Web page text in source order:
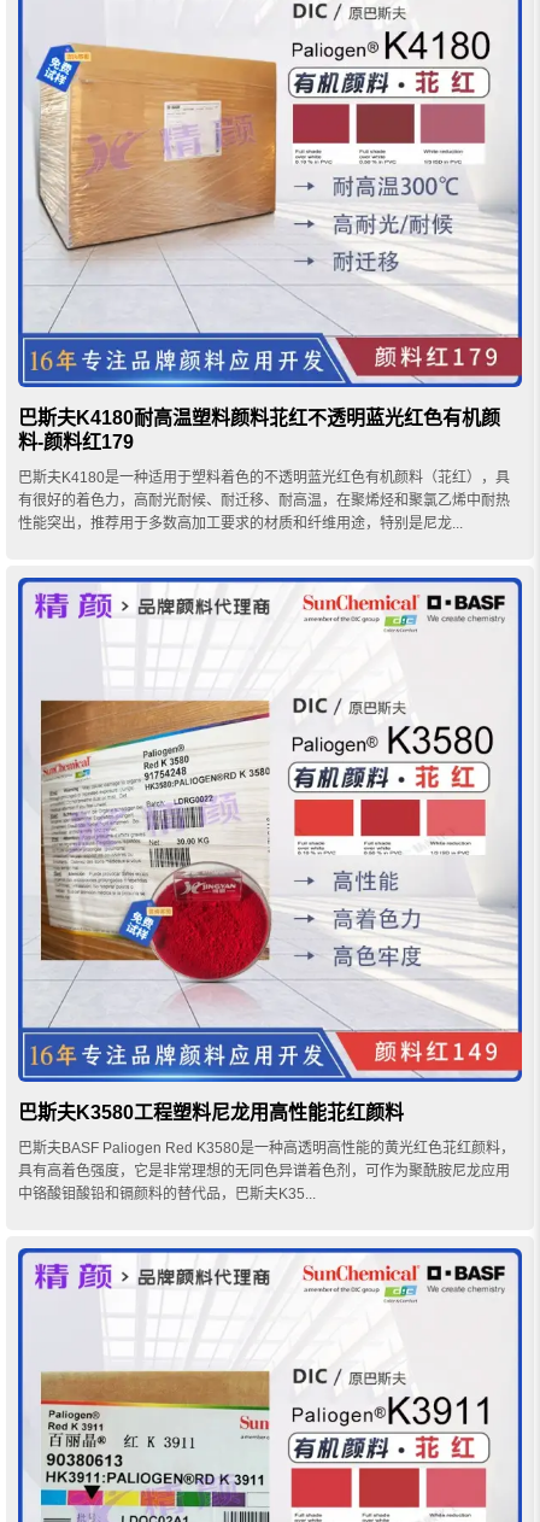
巴斯夫K4180耐高温塑料颜料苝红不透明蓝光红色有机颜
料-颜料红179
巴斯夫K4180是一种适用于塑料着色的不透明蓝光红色有机颜料（苝红），具
有很好的着色力，高耐光耐候、耐迁移、耐高温，在聚烯烃和聚氯乙烯中耐热
性能突出，推荐用于多数高加工要求的材质和纤维用途，特别是尼龙...
巴斯夫K3580工程塑料尼龙用高性能苝红颜料
巴斯夫BASF Paliogen Red K3580是一种高透明高性能的黄光红色苝红颜料，
具有高着色强度，它是非常理想的无同色异谱着色剂，可作为聚酰胺尼龙应用
中铬酸钼酸铅和镉颜料的替代品，巴斯夫K35...